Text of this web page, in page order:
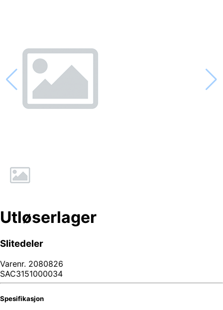
Utløserlager
Slitedeler
Varenr. 2080826
SAC3151000034
Spesifikasjon